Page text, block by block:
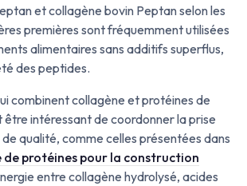
et collagène bovin Peptan selon les
premières sont fréquemment utilisées
alimentaires sans additifs superflus,
des peptides.
combinent collagène et protéines de
être intéressant de coordonner la prise
qualité, comme celles présentées dans
de protéines pour la construction
entre collagène hydrolysé, acides